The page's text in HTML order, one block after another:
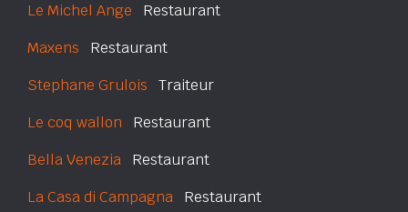
Le Michel Ange Restaurant
Maxens Restaurant
Stephane Grulois Traiteur
Le coq wallon Restaurant
Bella Venezia Restaurant
La Casa di Campagna Restaurant